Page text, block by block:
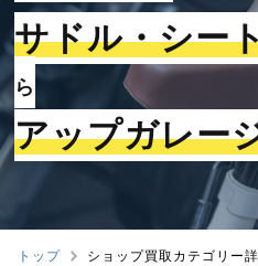
サドル・シー
ら
アップガレー
トップ ショップ買取カテゴリー